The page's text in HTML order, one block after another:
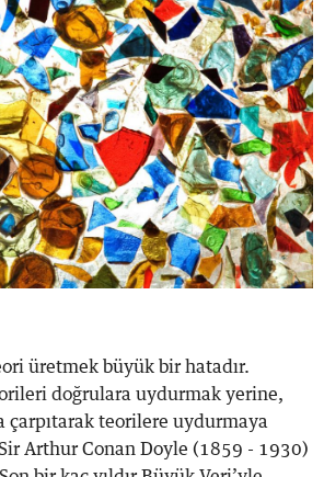
üretmek büyük bir hatadır.
doğrulara uydurmak yerine,
çarpıtarak teorilere uydurmaya
Arthur Conan Doyle (1859 - 1930)